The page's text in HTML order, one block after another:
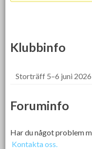
Klubbinfo
Storträff 5–6 juni 2026
Foruminfo
Har du något problem
Kontakta oss.